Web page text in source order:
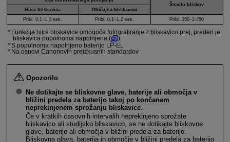
Število bliskov
Hitra bliskavica
Običajna bliskavica
Pribl. 0,1−1,0 sek.
Pribl. 0,1−1,2 sek. Pribl. 350−2.450
Funkcija hitre bliskavice omogoča fotografiranje z bliskavico prej, preden je
bliskavica popolnoma napolnjena (
).
S popolnoma napolnjeno baterijo LP-EL
Na osnovi Canonovih preizkusnih standardov
Opozorilo
Ne dotikajte se bliskovne glave, baterije ali območja v
bližini predela za baterijo takoj po končanem
neprekinjenem sprožanju bliskavice.
Če v kratkih časovnih intervalih neprekinjeno sprožate
bliskavico ali studijsko bliskavico, se ne dotikajte bliskovne
glave, baterije ali območja v bližini predela za baterijo.
Bliskovna glava, baterija in območje v bližini predela za baterijo